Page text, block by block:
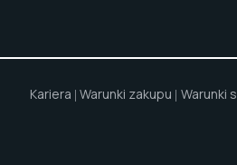
Kariera Warunki zakupu Warunki